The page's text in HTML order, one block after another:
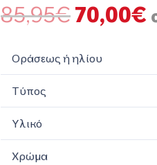
85,95€Original
price
was:
85,95€.
70,00€
Οράσεως ή ηλίου
Τύπος
Υλικό
Χρώμα